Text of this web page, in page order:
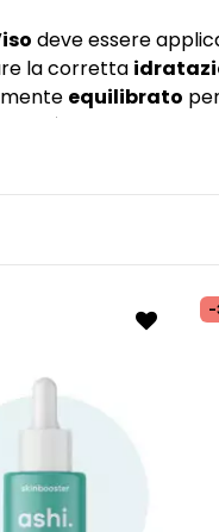
deve essere
la corretta
equilibrato
mista è una pelle che
le zone
-